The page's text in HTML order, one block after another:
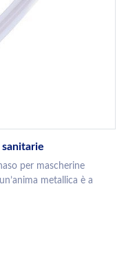
per mascherine
metallica è a